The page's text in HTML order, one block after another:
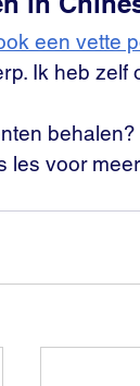
een vette
Ik heb zelf
behalen?
les voor